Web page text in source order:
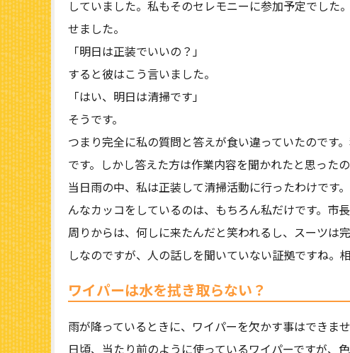
していました。私もそのセレモニーに参加予定でした
せました。
「明日は正装でいいの？」
すると彼はこう言いました。
「はい、明日は清掃です」
そうです。
つまり完全に私の質問と答えが食い違っていたのです
です。しかし答えた方は作業内容を聞かれたと思ったの
当日雨の中、私は正装して清掃活動に行ったわけです
んなカッコをしているのは、もちろん私だけです。市
周りからは、何しに来たんだと笑われるし、スーツは
しなのですが、人の話しを聞いていない証拠ですね。
ワイパーは水を拭き取らない？
雨が降っているときに、ワイパーを欠かす事はできませ
日頃、当たり前のように使っているワイパーですが、